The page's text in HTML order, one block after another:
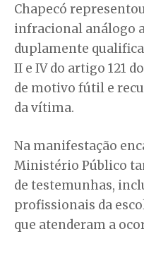
Chapecó
infracional análogo
duplamente
II e IV do artigo 121
de motivo fútil e
da vítima.
Na manifestação
Ministério Público
de testemunhas,
profissionais da
que atenderam a